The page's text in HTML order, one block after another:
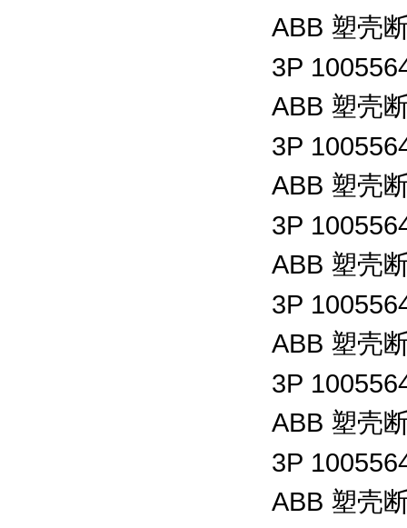
ABB 塑壳
3P
ABB 塑壳
3P
ABB 塑壳
3P
ABB 塑壳
3P
ABB 塑壳
3P
ABB 塑壳
3P
ABB 塑壳